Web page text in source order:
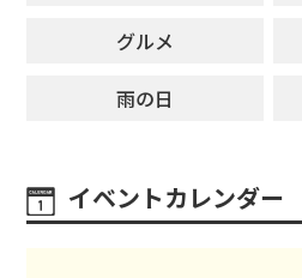
グルメ
雨の日
イベントカレンダー